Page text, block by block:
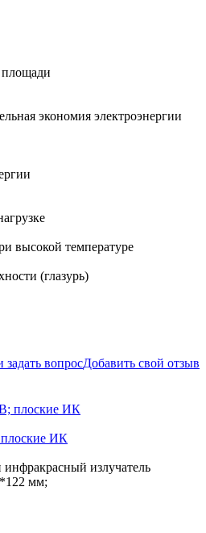
площади
экономия электроэнергии
высокой температуре
(глазурь)
вопросДобавить свой отзыв
ИК
излучатель
мм;